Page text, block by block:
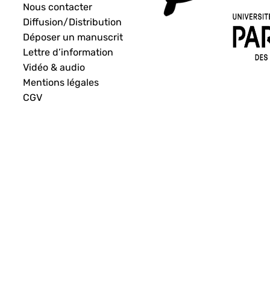
Nous contacter
Diffusion/Distribution
Déposer un manuscrit
Lettre d’information
Vidéo & audio
Mentions légales
CGV